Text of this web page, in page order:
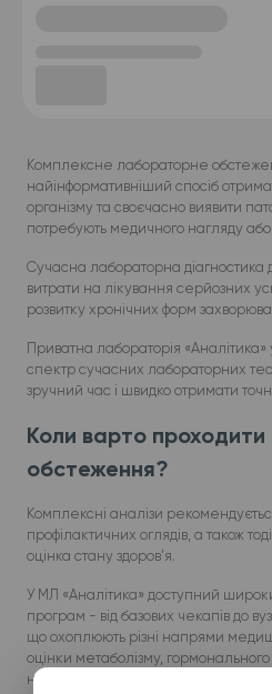
Комплексне лабораторне
найінформативніший спосіб
організму та своєчасно виявити
потребують медичного нагляду або
Сучасна лабораторна діагностика
витрати на лікування серйозних
розвитку хронічних форм
Приватна лабораторія
спектр сучасних лабораторних
зручний час і швидко отримати
Коли варто проходити
обстеження?
Комплексні аналізи
профілактичних оглядів, а також
оцінка стану здоров’я.
У МЛ «Аналітика» доступний
програм - від базових чекапів до
що охоплюють різні напрями
оцінки метаболізму,
нирок, серцево-судинного ризику,